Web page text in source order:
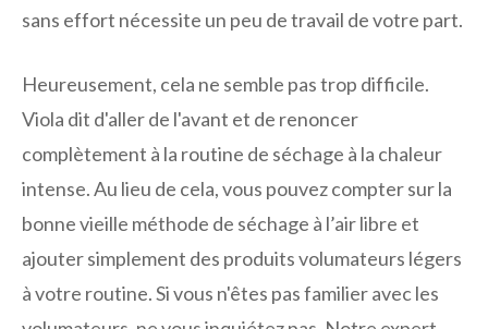
sans effort nécessite un peu de travail de votre part.
Heureusement, cela ne semble pas trop difficile.
Viola dit d'aller de l'avant et de renoncer
complètement à la routine de séchage à la chaleur
intense. Au lieu de cela, vous pouvez compter sur la
bonne vieille méthode de séchage à l’air libre et
ajouter simplement des produits volumateurs légers
à votre routine. Si vous n'êtes pas familier avec les